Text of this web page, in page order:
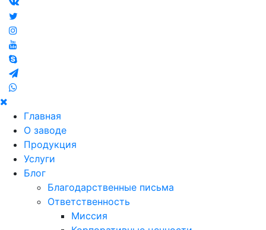
Главная
О заводе
Продукция
Услуги
Блог
Благодарственные письма
Ответственность
Миссия